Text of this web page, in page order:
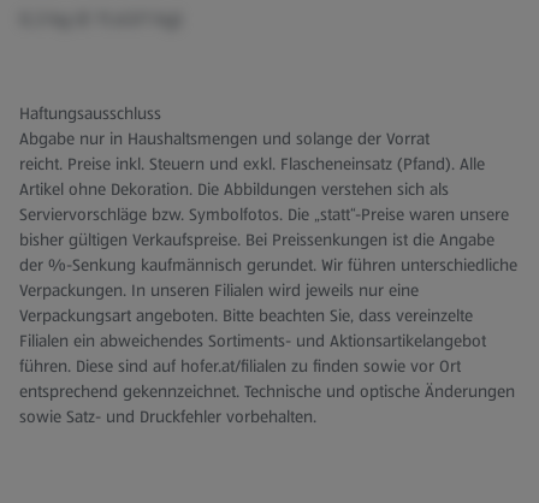
Haftungsausschluss
Abgabe nur in Haushaltsmengen und solange der Vorrat
reicht. Preise inkl. Steuern und exkl. Flascheneinsatz (Pfand). Alle
Artikel ohne Dekoration. Die Abbildungen verstehen sich als
Serviervorschläge bzw. Symbolfotos. Die „statt“-Preise waren unsere
bisher gültigen Verkaufspreise. Bei Preissenkungen ist die Angabe
der %-Senkung kaufmännisch gerundet. Wir führen unterschiedliche
Verpackungen. In unseren Filialen wird jeweils nur eine
Verpackungsart angeboten. Bitte beachten Sie, dass vereinzelte
Filialen ein abweichendes Sortiments- und Aktionsartikelangebot
führen. Diese sind auf hofer.at/filialen zu finden sowie vor Ort
entsprechend gekennzeichnet. Technische und optische Änderungen
sowie Satz- und Druckfehler vorbehalten.